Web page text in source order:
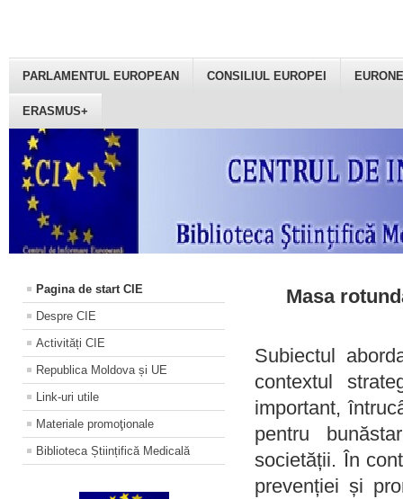
PARLAMENTUL EUROPEAN CONSILIUL EUROPEI
ERASMUS+
Pagina de start CIE
Despre CIE
Activități CIE
Republica Moldova și UE
Link-uri utile
Materiale promoţionale
Biblioteca Științifică Medicală
Masa
Subiectul
contextul
important,
pentru
societății. În
prevenției și